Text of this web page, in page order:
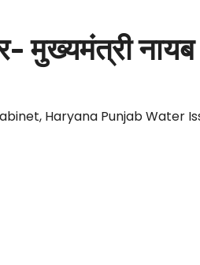
मुख्यमंत्री
, Haryana Punjab Water